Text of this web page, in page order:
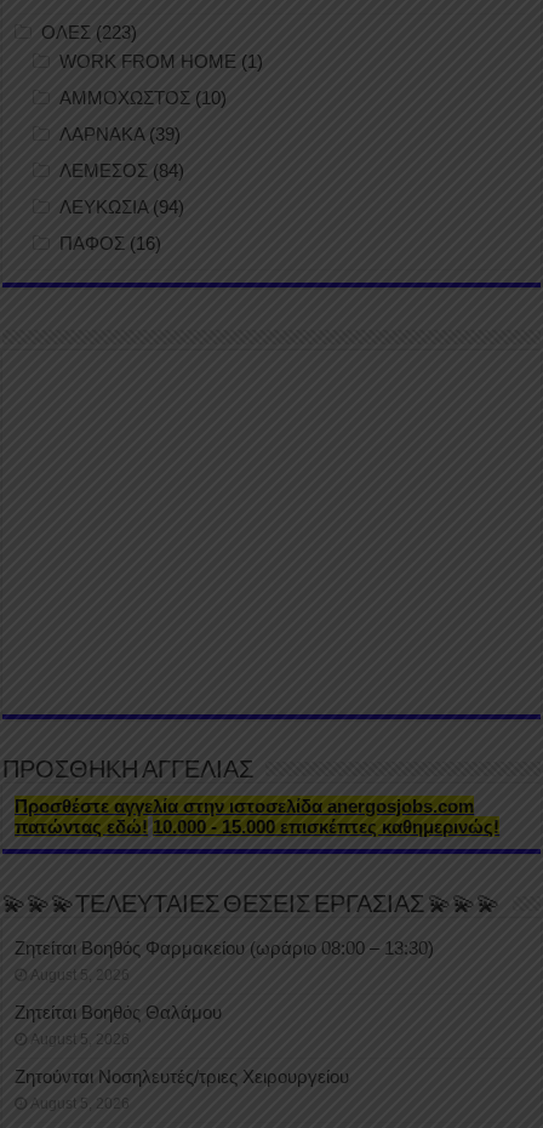
ΟΛΕΣ (223)
WORK FROM HOME (1)
ΑΜΜΟΧΩΣΤΟΣ (10)
ΛΑΡΝΑΚΑ(39)
ΛΕΜΕΣΟΣ (84)
ΛΕΥΚΩΣΙΑ (94)
ΠΑΦΟΣ (16)
ΠΡΟΣΘΗΚΗ ΑΓΓΕΛΙΑΣ
Προσθέστε αγγελία στην ιστοσελίδα anergosjobs.com
πατώντας εδώ! 10.000 - 15.000 επισκέπτες καθημερινώς!
💫💫💫ΤΕΛΕΥΤΑΙΕΣ ΘΕΣΕΙΣ ΕΡΓΑΣΙΑΣ 💫💫💫
Ζητείται Βοηθός Φαρμακείου (ωράριο 08:00 – 13:30)
August 5, 2026
Ζητείται Βοηθός Θαλάμου
August 5, 2026
Ζητούνται Νοσηλευτές/τριες Χειρουργείου
August 5, 2026